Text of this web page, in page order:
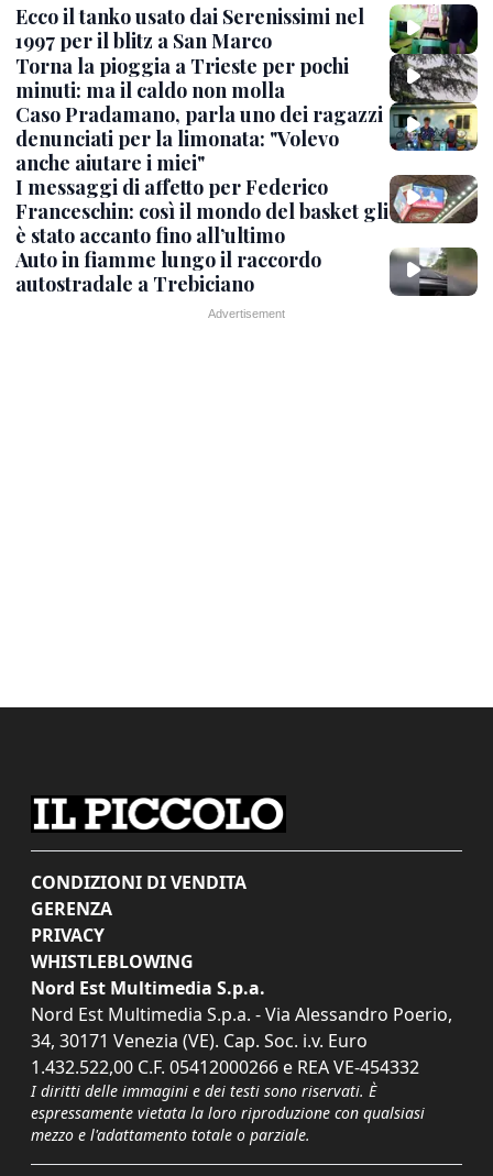
Ecco il tanko usato dai Serenissimi nel
1997 per il blitz a San Marco
Torna la pioggia a Trieste per pochi
minuti: ma il caldo non molla
Caso Pradamano, parla uno dei ragazzi
denunciati per la limonata: "Volevo
anche aiutare i miei"
I messaggi di affetto per Federico
Franceschin: così il mondo del basket gli
è stato accanto fino all’ultimo
Auto in fiamme lungo il raccordo
autostradale a Trebiciano
CONDIZIONI DI VENDITA
GERENZA
PRIVACY
WHISTLEBLOWING
Nord Est Multimedia S.p.a.
Nord Est Multimedia S.p.a. - Via Alessandro Poerio,
34, 30171 Venezia (VE). Cap. Soc. i.v. Euro
1.432.522,00 C.F. 05412000266 e REA VE-454332
I diritti delle immagini e dei testi sono riservati. È
espressamente vietata la loro riproduzione con qualsiasi
mezzo e l'adattamento totale o parziale.